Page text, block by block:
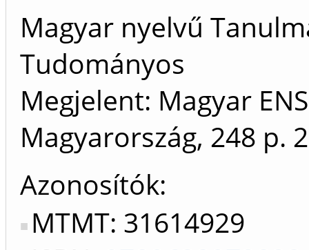
Magyar nyelvű
Tudományos
Megjelent: Magyar
Magyarország, 248 p.
Azonosítók
MTMT: 31614929